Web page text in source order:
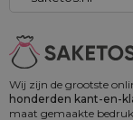
Wij zijn de grootste
honderden kant-en-
maat gemaakte